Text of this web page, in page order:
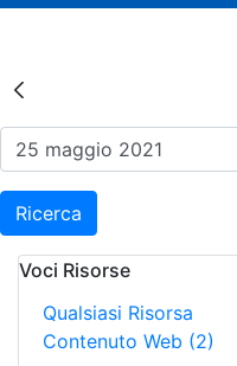
Risultati
Ricerca
Voci Risorse
Qualsiasi Risorsa
Contenuto Web (2)